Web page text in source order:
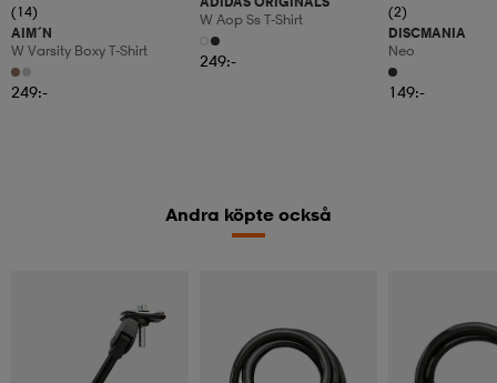
(14)
AIM´N
W Varsity Boxy T-Shirt
249:-
W Aop Ss T-Shirt
249:-
(2)
DISCMANIA
Neo
149:-
Andra köpte också